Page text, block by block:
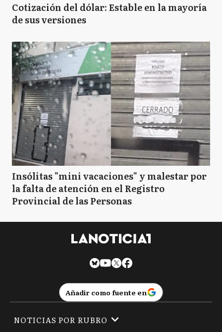
Cotización del dólar: Estable en la mayoría
de sus versiones
Insólitas "mini vacaciones" y malestar por
la falta de atención en el Registro
Provincial de las Personas
Añadir como fuente en
NOTICIAS POR RUBRO